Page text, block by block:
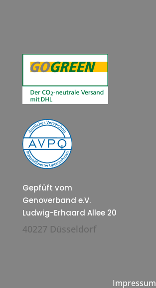
Gepfüft vom
Genoverband e.V.
Ludwig-Erhaard Allee 20
40227 Düsseldorf
Impressum